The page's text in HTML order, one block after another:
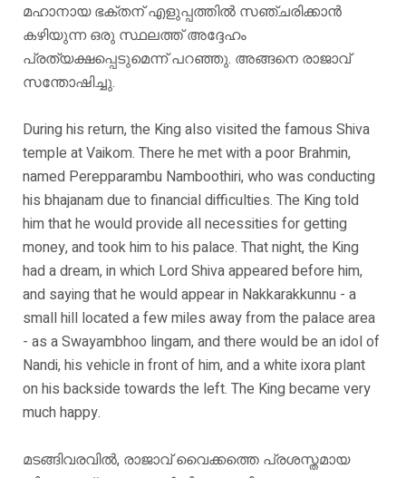
മഹാനായ ഭക്തന് എളുപ്പത്തിൽ സഞ്ചരിക്കാൻ
കഴിയുന്ന ഒരു സ്ഥലത്ത് അദ്ദേഹം
പ്രത്യക്ഷപ്പെടുമെന്ന് പറഞ്ഞു. അങ്ങനെ രാജാവ്
സന്തോഷിച്ചു.
During his return, the King also visited the famous Shiva
temple at Vaikom. There he met with a poor Brahmin,
named Perepparambu Namboothiri, who was conducting
his bhajanam due to financial difficulties. The King told
him that he would provide all necessities for getting
money, and took him to his palace. That night, the King
had a dream, in which Lord Shiva appeared before him,
and saying that he would appear in Nakkarakkunnu - a
small hill located a few miles away from the palace area
- as a Swayambhoo lingam, and there would be an idol of
Nandi, his vehicle in front of him, and a white ixora plant
on his backside towards the left. The King became very
much happy.
മടങ്ങിവരവിൽ, രാജാവ് വൈക്കത്തെ പ്രശസ്തമായ